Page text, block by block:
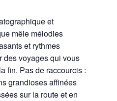
et
mêle mélodies
et rythmes
des voyages qui vous
fin. Pas de raccourcis :
grandioses affinées
sur la route et en